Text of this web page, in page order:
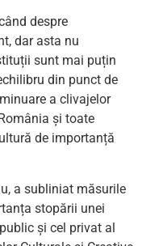
despre
dar asta nu
sunt mai puțin
din punct de
a clivajelor
și toate
de importanță
a subliniat măsurile
stopării unei
și cel privat al